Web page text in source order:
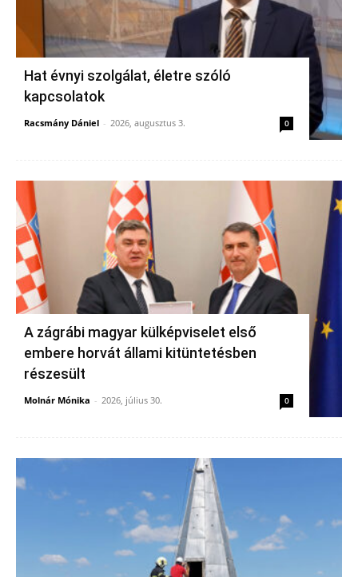
Hat évnyi szolgálat, életre szóló
kapcsolatok
Racsmány Dániel - 2026, augusztus 3. 0
A zágrábi magyar külképviselet első
embere horvát állami kitüntetésben
részesült
Molnár Mónika - 2026, július 30. 0